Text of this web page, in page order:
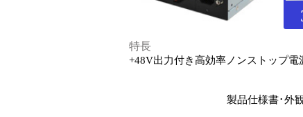
特長
+48V出力付き高効率ノンストップ電
製品仕様書･外